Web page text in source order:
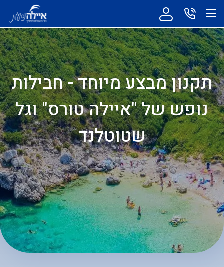
תקנון מבצע מיוחד - חבילות
נופש של "איילה טורס" וגל
שטוטלנד